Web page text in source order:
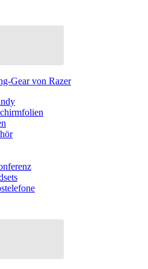
Gear von Razer